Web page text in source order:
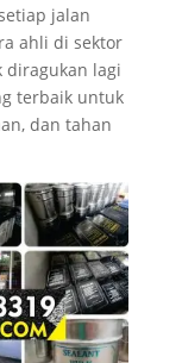
jalan
ahli di sektor
diragukan lagi
terbaik untuk
dan tahan